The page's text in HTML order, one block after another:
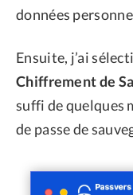
données
Ensuite, j’ai
Chiffrement de
suffi de quelques
de passe de